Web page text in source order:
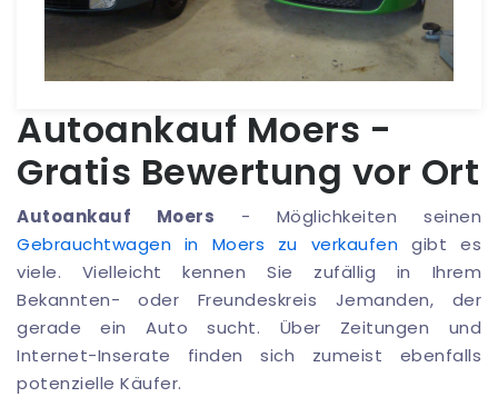
Autoankauf Moers -
Gratis Bewertung vor Ort
Autoankauf Moers - Möglichkeiten seinen
Gebrauchtwagen in Moers zu verkaufen gibt es
viele. Vielleicht kennen Sie zufällig in Ihrem
Bekannten- oder Freundeskreis Jemanden, der
gerade ein Auto sucht. Über Zeitungen und
Internet-Inserate finden sich zumeist ebenfalls
potenzielle Käufer.